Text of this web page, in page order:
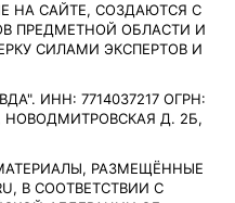
НА САЙТЕ, СОЗДАЮТСЯ С
ПРЕДМЕТНОЙ ОБЛАСТИ И
СИЛАМИ ЭКСПЕРТОВ И
ИНН: 7714037217 ОГРН:
НОВОДМИТРОВСКАЯ Д. 2Б,
РАЗМЕЩЁННЫЕ
В СООТВЕТСТВИИ С